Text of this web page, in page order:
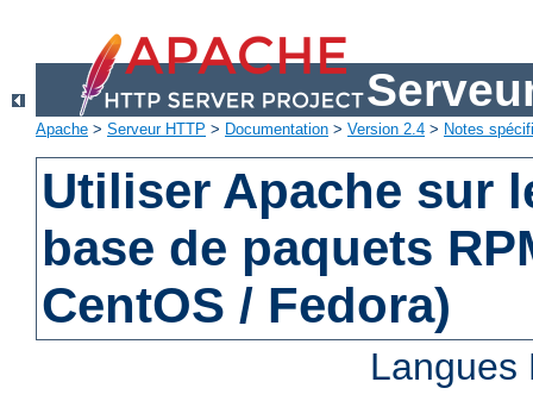
Apache > Serveur HTTP > Documentation > Version 2.4 > Notes
Utiliser Apache sur
base de paquets
CentOS / Fedora)